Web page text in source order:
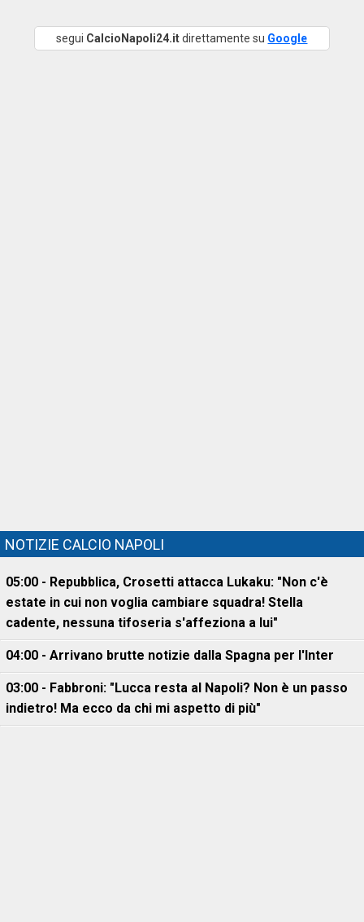
segui CalcioNapoli24.itdirettamente su Google
NOTIZIE CALCIO NAPOLI
05:00 - Repubblica, Crosetti attacca Lukaku: "Non c'è
estate in cui non voglia cambiare squadra! Stella
cadente, nessuna tifoseria s'affeziona a lui"
04:00 - Arrivano brutte notizie dalla Spagna per l'Inter
03:00 - Fabbroni: "Lucca resta al Napoli? Non è un passo
indietro! Ma ecco da chi mi aspetto di più"